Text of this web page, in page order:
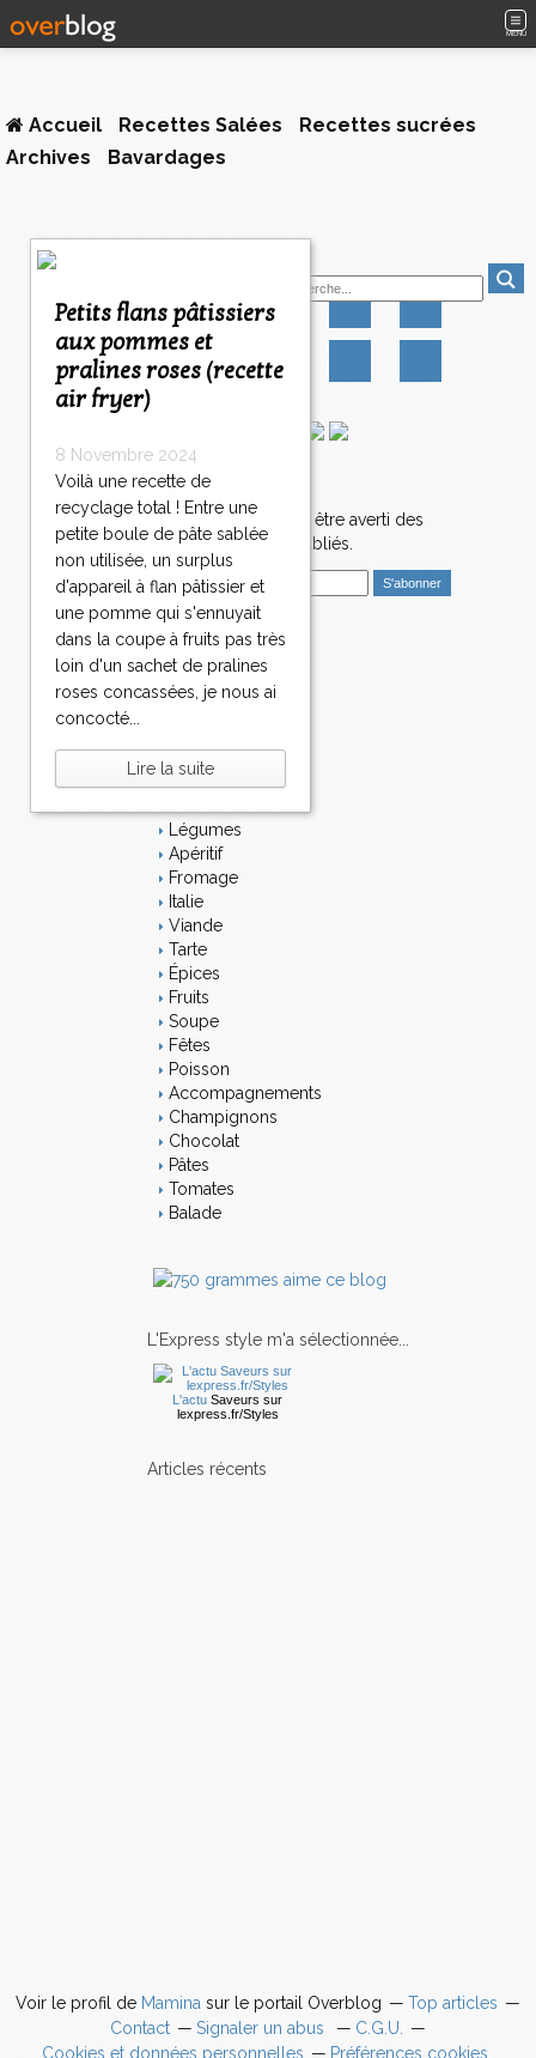
MENU
Accueil Recettes Salées
Recettes sucrées
Archives
Bavardages
Petits flans pâtissiers
aux pommes et
pralines roses (recette
air fryer)
8 Novembre 2024
Voilà une recette de
recyclage total ! Entre une
petite boule de pâte sablée
non utilisée, un surplus
d'appareil à flan pâtissier et
une pomme qui s'ennuyait
dans la coupe à fruits pas très
loin d'un sachet de pralines
roses concassées, je nous ai
concocté...
Lire la suite
Newsletter
Abonnez-vous pour être averti des
nouveaux articles publiés.
E
i
l
Catégories
Salé
Bavardages
Légumes
Apéritif
Fromage
Italie
Viande
Tarte
Épices
Fruits
Soupe
Fêtes
Poisson
Accompagnements
Champignons
Chocolat
Pâtes
Tomates
Balade
L'Express style m'a sélectionnée...
L'actu Saveurs sur
lexpress.fr/Styles
articles récents
Voir le profil de Mamina sur le portail Overblog
Top articles
Contact
Signaler un abus
C.G.U.
Cookies et données personnelles
Préférences cookies